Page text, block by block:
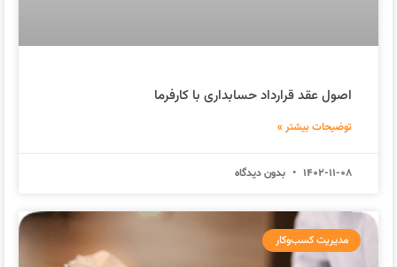
اصول عقد قرارداد حسابداری با کارفرما
توضیحات بیشتر »
1402-11-08 بدون دیدگاه
مدیریت کسب‌وکار